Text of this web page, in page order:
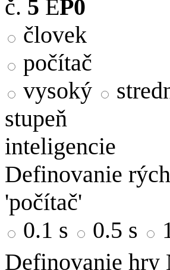
č. 5 EP0
človek
počítač
vysoký
stupeň
inteligencie
Definovanie
'počítač'
0.1 s
0.5 s
Definovanie hry